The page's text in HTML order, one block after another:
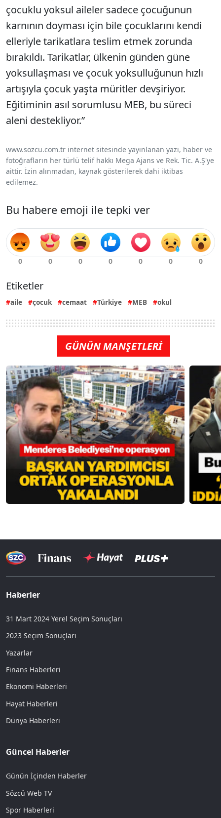
çocuklu yoksul aileler sadece çocuğunun
karnının doyması için bile çocuklarını kendi
elleriyle tarikatlara teslim etmek zorunda
bırakıldı. Tarikatlar, ülkenin günden güne
yoksullaşması ve çocuk yoksulluğunun hızlı
artışıyla çocuk yaşta müritler devşiriyor.
Eğitiminin asıl sorumlusu MEB, bu süreci
aleni destekliyor.”
www.sozcu.com.tr internet sitesinde yayınlanan yazı, haber ve
fotoğrafların her türlü telif hakkı Mega Ajans ve Rek. Tic. A.Ş'ye
aittir. İzin alınmadan, kaynak gösterilerek dahi iktibas
edilemez.
Bu habere emoji ile tepki ver
Etiketler
aile çocuk cemaat Türkiye MEB okul
GÜNÜN MANŞETLERİ
Haberler
31 Mart 2024 Yerel Seçim Sonuçları
2023 Seçim Sonuçları
Yazarlar
Finans Haberleri
Ekonomi Haberleri
Hayat Haberleri
Dünya Haberleri
Güncel Haberler
Günün İçinden Haberler
Sözcü Web TV
Spor Haberleri